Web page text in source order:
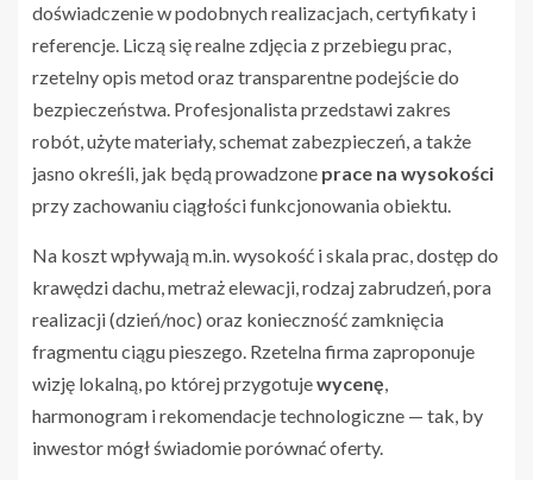
doświadczenie w podobnych realizacjach, certyfikaty i
referencje. Liczą się realne zdjęcia z przebiegu prac,
rzetelny opis metod oraz transparentne podejście do
bezpieczeństwa. Profesjonalista przedstawi zakres
robót, użyte materiały, schemat zabezpieczeń, a także
jasno określi, jak będą prowadzone prace na wysokości
przy zachowaniu ciągłości funkcjonowania obiektu.
Na koszt wpływają m.in. wysokość i skala prac, dostęp do
krawędzi dachu, metraż elewacji, rodzaj zabrudzeń, pora
realizacji (dzień/noc) oraz konieczność zamknięcia
fragmentu ciągu pieszego. Rzetelna firma zaproponuje
wizję lokalną, po której przygotujewycenę,
harmonogram i rekomendacje technologiczne — tak, by
inwestor mógł świadomie porównać oferty.